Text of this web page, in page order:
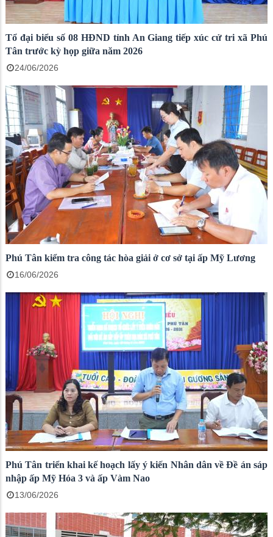
Tổ đại biểu số 08 HĐND tỉnh An Giang tiếp xúc cử tri xã Phú
Tân trước kỳ họp giữa năm 2026
24/06/2026
Phú Tân kiểm tra công tác hòa giải ở cơ sở tại ấp Mỹ Lương
16/06/2026
Phú Tân triển khai kế hoạch lấy ý kiến Nhân dân về Đề án sáp
nhập ấp Mỹ Hóa 3 và ấp Vàm Nao
13/06/2026